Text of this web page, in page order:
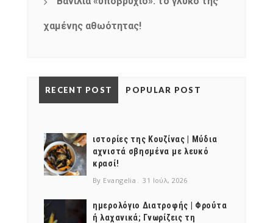
χαμένης αθωότητας!
RECENT POST POPULAR POST
ιστορίες της Κουζίνας | Μύδια
αχνιστά σβησμένα με λευκό
κρασί!
By Evangelia 31 Ιούλ, 2026
ημερολόγιο Διατροφής | Φρούτα
ή λαχανικά; Γνωρίζεις τη